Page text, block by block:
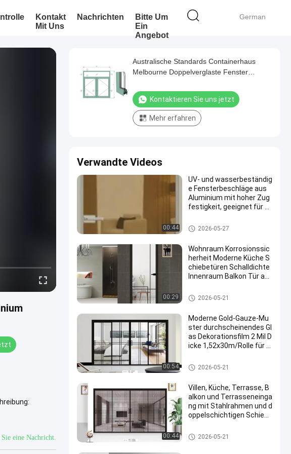
German
Kontakt
Mit Uns
Nachrichten
Bitte Um
Ein
Angebot
eine Nachricht.
Australische Standards Containerhaus
Melbourne Doppelverglaste Fenster
Kontaktieren Sie uns jetzt
Mehr erfahren
Verwandte Videos
00:44
UV- und wasserbeständig
e Fensterbeschläge aus
Aluminium mit hoher Zug
festigkeit, geeignet für s
ngen
Aluminiumfenster-Zusätze
2026-05-27
00:29
Wohnraum Korrosionssic
herheit Moderne Küche S
chiebetüren Schalldichte
Innenraum Balkon Tür an
Aluminiumfenster-Zusätze
2026-05-21
00:54
Moderne Gold-Gauze-Mu
ster durchscheinendes Gl
as Dekorationsfilm 2 Mil D
icke 1,52x30m/Rolle für B
ennwand
Aluminiumfenster-Zusätze
2026-05-21
00:44
Villen, Küche, Terrasse, B
alkon und Terrasseneinga
ng mit Stahlrahmen und d
oppelschichtigen Schiebe
s für Häuser
Aluminiumfenster-Zusätze
2026-05-21